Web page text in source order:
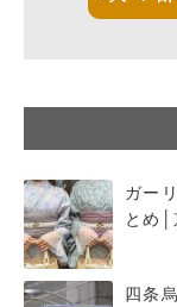
ガー
とめ│
四条